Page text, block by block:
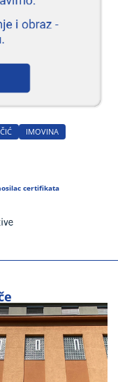
IMOVINA
certifikata